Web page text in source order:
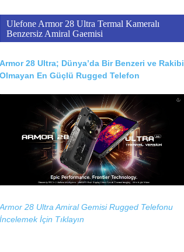
Ulefone Armor 28 Ultra Termal Kameralı
Benzersiz Amiral Gaemisi
Armor 28 Ultra; Dünya’da Bir Benzeri ve Rakibi
Olmayan En Güçlü Rugged Telefon
Armor 28 Ultra Amiral Gemisi Rugged Telefonu
İncelemek İçin Tıklayın